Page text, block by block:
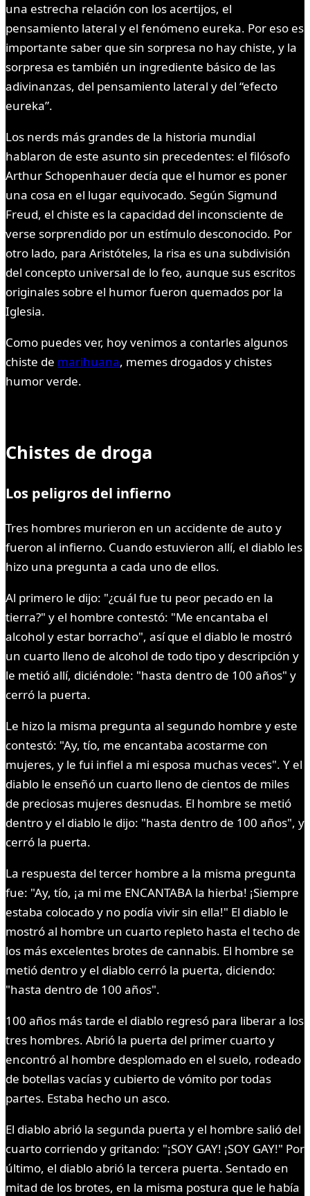
una estrecha relación con los acertijos, el
pensamiento lateral y el fenómeno eureka. Por eso es
importante saber que sin sorpresa no hay chiste, y la
sorpresa es también un ingrediente básico de las
adivinanzas, del pensamiento lateral y del “efecto
eureka”.
Los nerds más grandes de la historia mundial
hablaron de este asunto sin precedentes: el filósofo
Arthur Schopenhauer decía que el humor es poner
una cosa en el lugar equivocado. Según Sigmund
Freud, el chiste es la capacidad del inconsciente de
verse sorprendido por un estímulo desconocido. Por
otro lado, para Aristóteles, la risa es una subdivisión
del concepto universal de lo feo, aunque sus escritos
originales sobre el humor fueron quemados por la
Iglesia.
Como puedes ver, hoy venimos a contarles algunos
chiste de marihuana, memes drogados y chistes
humor verde.
Chistes de droga
Los peligros del infierno
Tres hombres murieron en un accidente de auto y
fueron al infierno. Cuando estuvieron allí, el diablo les
hizo una pregunta a cada uno de ellos.
Al primero le dijo: "¿cuál fue tu peor pecado en la
tierra?" y el hombre contestó: "Me encantaba el
alcohol y estar borracho", así que el diablo le mostró
un cuarto lleno de alcohol de todo tipo y descripción y
le metió allí, diciéndole: "hasta dentro de 100 años" y
cerró la puerta.
Le hizo la misma pregunta al segundo hombre y este
contestó: "Ay, tío, me encantaba acostarme con
mujeres, y le fui infiel a mi esposa muchas veces". Y el
diablo le enseñó un cuarto lleno de cientos de miles
de preciosas mujeres desnudas. El hombre se metió
dentro y el diablo le dijo: "hasta dentro de 100 años", y
cerró la puerta.
La respuesta del tercer hombre a la misma pregunta
fue: "Ay, tío, ¡a mi me ENCANTABA la hierba! ¡Siempre
estaba colocado y no podía vivir sin ella!" El diablo le
mostró al hombre un cuarto repleto hasta el techo de
los más excelentes brotes de cannabis. El hombre se
metió dentro y el diablo cerró la puerta, diciendo:
"hasta dentro de 100 años".
100 años más tarde el diablo regresó para liberar a los
tres hombres. Abrió la puerta del primer cuarto y
encontró al hombre desplomado en el suelo, rodeado
de botellas vacías y cubierto de vómito por todas
partes. Estaba hecho un asco.
El diablo abrió la segunda puerta y el hombre salió del
cuarto corriendo y gritando: "¡SOY GAY! ¡SOY GAY!" Por
último, el diablo abrió la tercera puerta. Sentado en
mitad de los brotes, en la misma postura que le había